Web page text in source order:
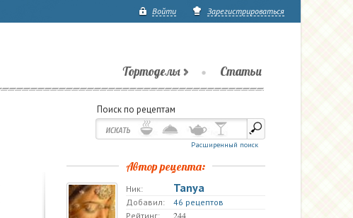
Войти Зарегистрироваться
Тортоделы Статьи
Поиск по рецептам
Расширенный поиск
Автор рецепта:
Ник: Tanya
Добавил:
46 рецептов
Рейтинг:
244